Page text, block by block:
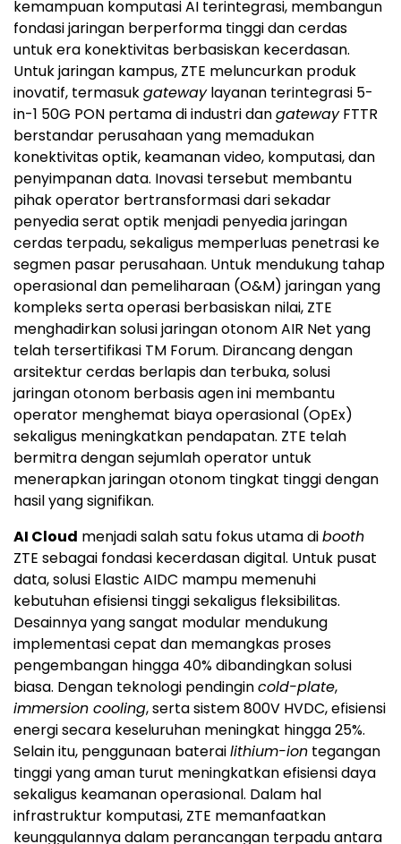
kemampuan komputasi AI terintegrasi, membangun
fondasi jaringan berperforma tinggi dan cerdas
untuk era konektivitas berbasiskan kecerdasan.
Untuk jaringan kampus, ZTE meluncurkan produk
inovatif, termasukgatewaylayanan terintegrasi 5-
in-1 50G PON pertama di industri dangatewayFTTR
berstandar perusahaan yang memadukan
konektivitas optik, keamanan video, komputasi, dan
penyimpanan data. Inovasi tersebut membantu
pihak operator bertransformasi dari sekadar
penyedia serat optik menjadi penyedia jaringan
cerdas terpadu, sekaligus memperluas penetrasi ke
segmen pasar perusahaan. Untuk mendukung tahap
operasional dan pemeliharaan (O&M) jaringan yang
kompleks serta operasi berbasiskan nilai, ZTE
menghadirkan solusi jaringan otonom AIR Net yang
telah tersertifikasi TM Forum. Dirancang dengan
arsitektur cerdas berlapis dan terbuka, solusi
jaringan otonom berbasis agen ini membantu
operator menghemat biaya operasional (OpEx)
sekaligus meningkatkan pendapatan. ZTE telah
bermitra dengan sejumlah operator untuk
menerapkan jaringan otonom tingkat tinggi dengan
hasil yang signifikan.
AI Cloud menjadi salah satu fokus utama dibooth
ZTE sebagai fondasi kecerdasan digital. Untuk pusat
data, solusi Elastic AIDC mampu memenuhi
kebutuhan efisiensi tinggi sekaligus fleksibilitas.
Desainnya yang sangat modular mendukung
implementasi cepat dan memangkas proses
pengembangan hingga 40% dibandingkan solusi
biasa. Dengan teknologi pendingincold-plate,
immersion cooling, serta sistem 800V HVDC, efisiensi
energi secara keseluruhan meningkat hingga 25%.
Selain itu, penggunaan baterailithium-ion tegangan
tinggi yang aman turut meningkatkan efisiensi daya
sekaligus keamanan operasional. Dalam hal
infrastruktur komputasi, ZTE memanfaatkan
keunggulannya dalam perancangan terpadu antara